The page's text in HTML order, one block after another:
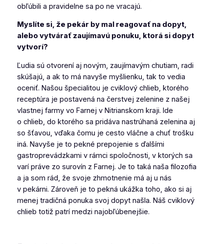
obľúbili a pravidelne sa po ne vracajú.
Myslíte si, že pekár by mal reagovať na dopyt,
alebo vytvárať zaujímavú ponuku, ktorá si dopyt
vytvorí?
Ľudia sú otvorení aj novým, zaujímavým chutiam, radi
skúšajú, a ak to má navyše myšlienku, tak to vedia
oceniť. Našou špecialitou je cviklový chlieb, ktorého
receptúra je postavená na čerstvej zelenine z našej
vlastnej farmy vo Farnej v Nitrianskom kraji. Ide
o chlieb, do ktorého sa pridáva nastrúhaná zelenina aj
so šťavou, vďaka čomu je cesto vláčne a chuť trošku
iná. Navyše je to pekné prepojenie s ďalšími
gastroprevádzkami v rámci spoločnosti, v ktorých sa
varí práve zo surovín z Farnej. Je to taká naša filozofia
a ja som rád, že svoje zhmotnenie má aj u nás
v pekárni. Zároveň je to pekná ukážka toho, ako si aj
menej tradičná ponuka svoj dopyt našla. Náš cviklový
chlieb totiž patrí medzi najobľúbenejšie.